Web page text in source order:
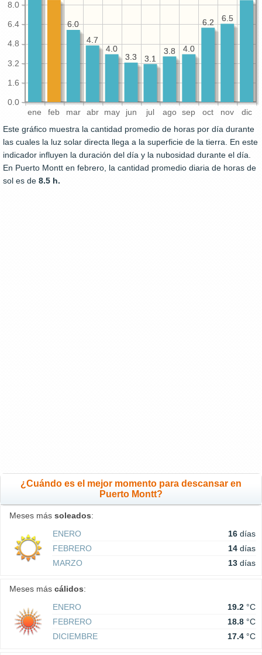
ene feb mar abr may jun jul ago sep oct nov dic
0.0
1.6
3.2
4.8
6.4
8.0
6.5
6.2
4.0
3.8
3.1
3.3
4.0
4.7
6.0
6.5
6.2
4.0
3.8
3.1
3.3
4.0
4.7
6.0
Este gráfico muestra la cantidad promedio de horas por día durante
las cuales la luz solar directa llega a la superficie de la tierra. En este
indicador influyen la duración del día y la nubosidad durante el día.
En Puerto Montt en febrero, la cantidad promedio diaria de horas de
sol es de 8.5 h.
¿Cuándo es el mejor momento para descansar en
Puerto Montt?
Meses más soleados:
ENERO
16 días
FEBRERO
14 días
MARZO
13 días
Meses más cálidos:
ENERO
19.2 °C
FEBRERO
18.8 °C
DICIEMBRE
17.4 °C